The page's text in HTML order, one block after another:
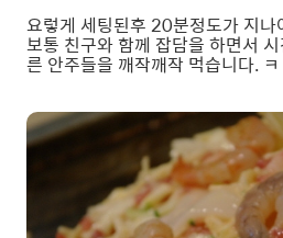
요렇게 세팅된후 20분정도가 지
보통 친구와 함께 잡담을 하면서
른 안주들을 깨작깨작 먹습니다. ㅋ